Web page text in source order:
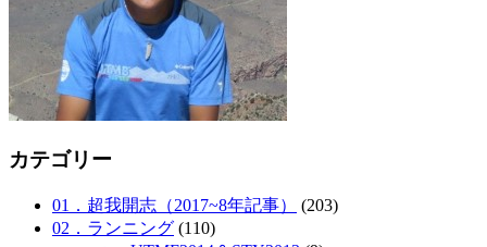
カテゴリー
01．超我開志（2017~8年記事）
(203)
02．ランニング (110)